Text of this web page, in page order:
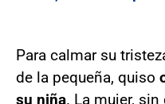
Para calmar su
de la pequeña, quiso
su niña. La mujer,